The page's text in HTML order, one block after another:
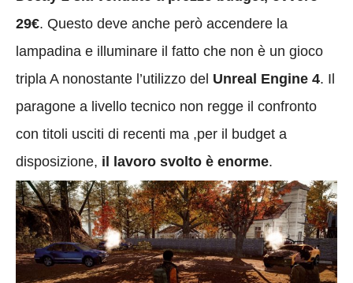
29€. Questo deve anche però accendere la
lampadina e illuminare il fatto che non è un gioco
tripla A nonostante l’utilizzo del Unreal Engine 4. Il
paragone a livello tecnico non regge il confronto
con titoli usciti di recenti ma ,per il budget a
disposizione, il lavoro svolto è enorme.